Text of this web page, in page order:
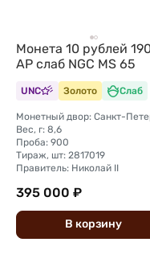
Монета 10 рублей
АР слаб NGC MS 65
UNC Золото Слаб
Вес, г: 8,6
Проба: 900
Тираж, шт: 2817019
Правитель: Николай II
395 000 ₽
В корзину